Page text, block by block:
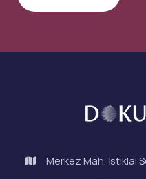
Merkez Mah. İstiklal